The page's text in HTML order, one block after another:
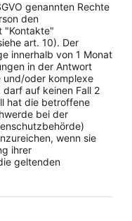
genannten Rechte
den
"Kontakte"
art. 10). Der
innerhalb von 1 Monat
in der Antwort
und/oder komplexe
auf keinen Fall 2
hat die betroffene
bei der
wenn sie
ihrer
geltenden